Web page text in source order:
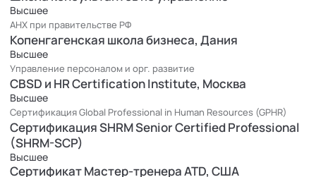
директора по стратегии и развитию талантов.
Форматы работы:
Очные программы
Коучинг
Фасилитации
Бизнес-игры
Онлайн-формат
Клиенты:
ALD Automotive
Beiersdorf
Высшее
АНХ при правительстве РФ
Копенгагенская школа бизнеса, Дания
Высшее
Управление персоналом и орг. развитие
CBSD и HR Certification Institute, Москва
Высшее
Сертификация Global Professional in Human Resources (GPHR)
Сертификация SHRM Senior Certified Professional
(SHRM-SCP)
Высшее
Сертификат Мастер-тренера ATD, США